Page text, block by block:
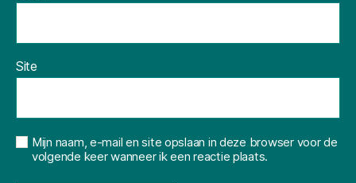
Site
Mijn naam, e-mail en site opslaan in deze browser voor de
volgende keer wanneer ik een reactie plaats.